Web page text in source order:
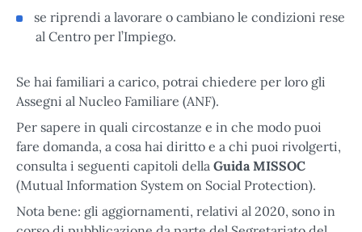
se riprendi a lavorare o cambiano le condizioni rese
al Centro per l’Impiego.
Se hai familiari a carico, potrai chiedere per loro gli
Assegni al Nucleo Familiare (ANF).
Per sapere in quali circostanze e in che modo puoi
fare domanda, a cosa hai diritto e a chi puoi rivolgerti,
consulta i seguenti capitoli della Guida MISSOC
(Mutual Information System on Social Protection).
Nota bene: gli aggiornamenti, relativi al 2020, sono in